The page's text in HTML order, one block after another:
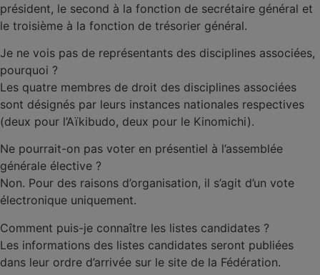
président, le second à la fonction de secrétaire général et
le troisième à la fonction de trésorier général.
Je ne vois pas de représentants des disciplines associées,
pourquoi ?
Les quatre membres de droit des disciplines associées
sont désignés par leurs instances nationales respectives
(deux pour l’Aïkibudo, deux pour le Kinomichi).
Ne pourrait-on pas voter en présentiel à l’assemblée
générale élective ?
Non. Pour des raisons d’organisation, il s’agit d’un vote
électronique uniquement.
Comment puis-je connaître les listes candidates ?
Les informations des listes candidates seront publiées
dans leur ordre d’arrivée sur le site de la Fédération.